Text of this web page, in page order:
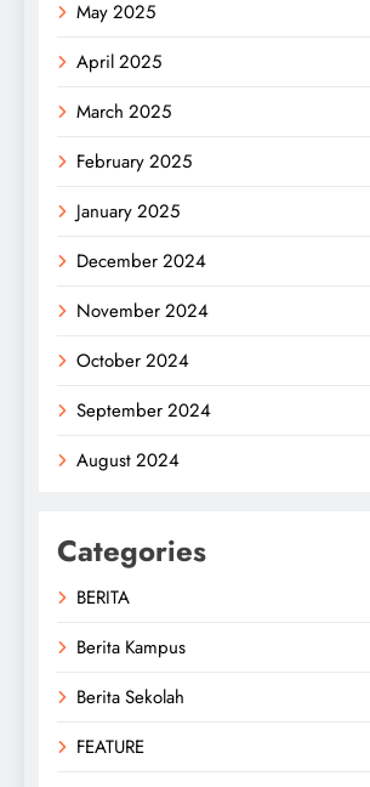
May 2025
April 2025
March 2025
February 2025
January 2025
December 2024
November 2024
October 2024
September 2024
August 2024
Categories
BERITA
Berita Kampus
Berita Sekolah
FEATURE